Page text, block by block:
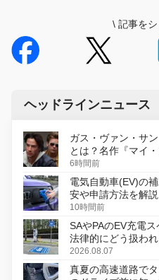
\ 記事を
ヘッドラインニュース
ガス・ヴァン・サ
とは？名作『マイ
初のデジタルリマス
6時間前
電気自動車(EV)の
安や申請方法を解説
10時間前
SAやPAのEV充電
法律的にどう扱われ
2026.08.07
真夏の高速道路で